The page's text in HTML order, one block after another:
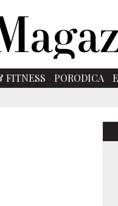
FITNESS PORODICA